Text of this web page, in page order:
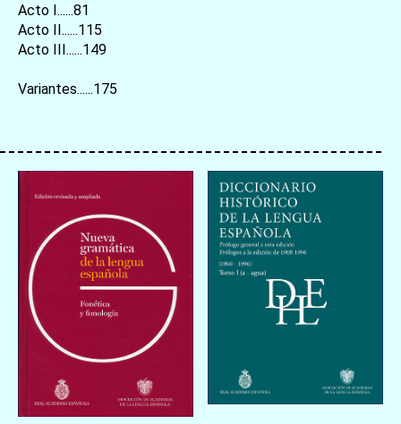
Acto I......81
Acto II......115
Acto III......149
Variantes......175